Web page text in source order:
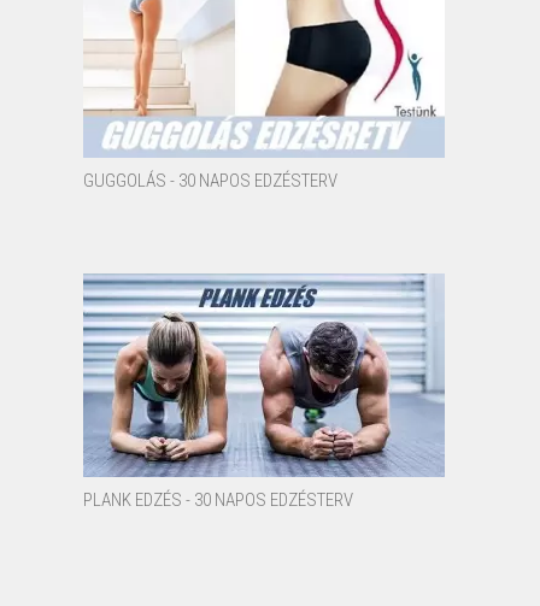
GUGGOLÁS - 30 NAPOS EDZÉSTERV
PLANK EDZÉS - 30 NAPOS EDZÉSTERV